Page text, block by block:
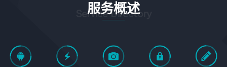
服务概述
Service Directory